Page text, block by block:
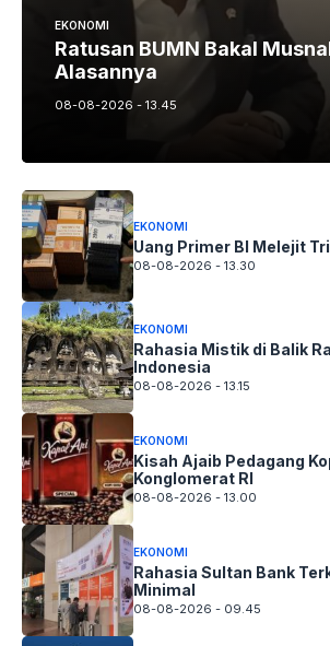
EKONOMI
Ratusan BUMN Bakal
Alasannya
08-08-2026 - 13.45
EKONOMI
Uang Primer BI Melejit
08-08-2026 - 13.30
EKONOMI
Rahasia Mistik di Balik
Indonesia
08-08-2026 - 13.15
EKONOMI
Kisah Ajaib Pedagang
Konglomerat RI
08-08-2026 - 13.00
EKONOMI
Rahasia Sultan Bank
Minimal
08-08-2026 - 09.45